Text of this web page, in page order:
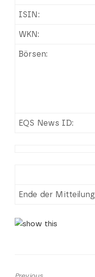
ISIN:
WKN:
Börsen:
EQS News ID:
Ende der Mitteilung